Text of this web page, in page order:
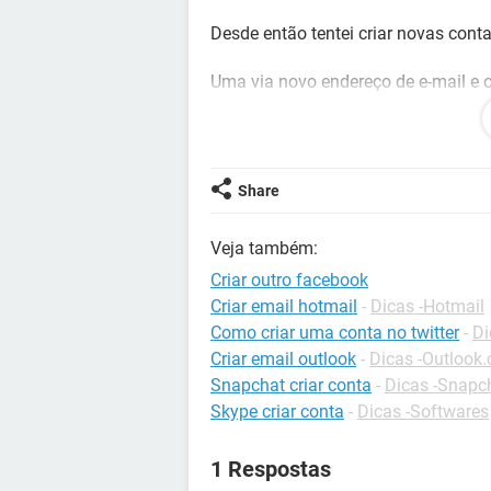
Desde então tentei criar novas
Uma via novo endereço de e-mail e
Consigo ajustar informações, fotos
Preciso da rede para anunciar meu
Já pensei na possibilidade do IP da
Conto com.a ajuda de amigos
Grata
Share
Veja também:
Criar outro facebook
Criar email hotmail - Dicas -Hotmail
Como criar uma conta no twitter -
Criar email outlook - Dicas -
Snapchat criar conta - Dicas -
Skype criar conta - Dicas -Softwares
1 Respostas